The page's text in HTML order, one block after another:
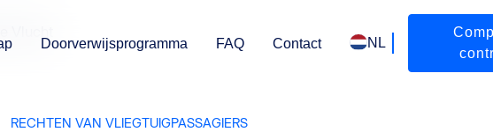
Doorverwijsprogramma FAQ Contact NL
RECHTEN VAN VLIEGTUIGPASSAGIERS